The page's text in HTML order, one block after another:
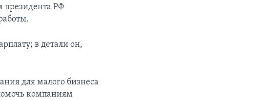
президента РФ
в детали он,
для малого бизнеса
компаниям